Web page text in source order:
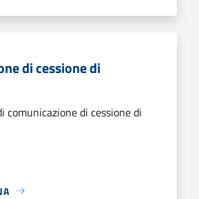
di cessione di
comunicazione di cessione di